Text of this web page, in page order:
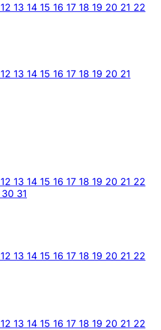
12 13 14 15 16 17 18 19 20 21 22
12 13 14 15 16 17 18 19 20 21
12 13 14 15 16 17 18 19 20 21 22
30 31
12 13 14 15 16 17 18 19 20 21 22
12 13 14 15 16 17 18 19 20 21 22